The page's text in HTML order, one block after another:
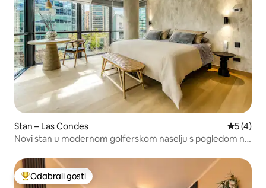
Stan – Las Condes
5 (4)
Novi stan u modernom golferskom naselju s pogledom na
Među najviše rangiranima s oznakom „Odabrali gosti”
Odabrali gosti